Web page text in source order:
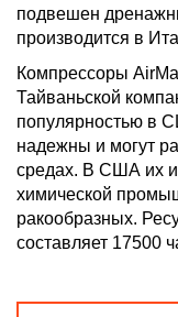
подвешен
производится в
Компрессоры
Тайваньской
популярностью в
надежны и могут
средах. В США их
химической
ракообразных.
составляет 17500